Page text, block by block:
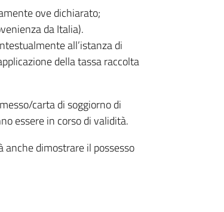
ove dichiarato;
da Italia).
all’istanza di
della tassa raccolta
carta di soggiorno di
essere in corso di validità.
dimostrare il possesso